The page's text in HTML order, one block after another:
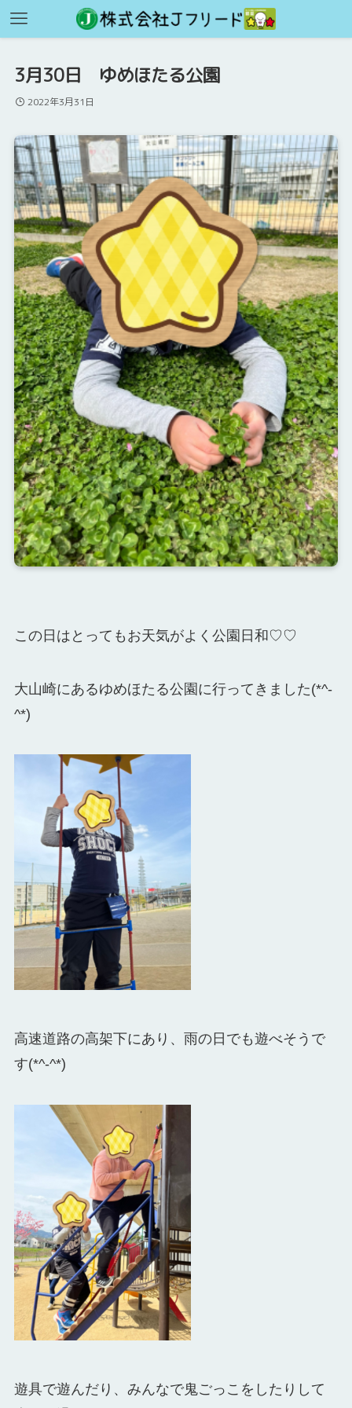
3月30日 ゆめほたる公園
2022年3月31日
この日はとってもお天気がよく公園日和♡♡
大山崎にあるゆめほたる公園に行ってきました(*^-
^*)
高速道路の高架下にあり、雨の日でも遊べそうで
す(*^-^*)
遊具で遊んだり、みんなで鬼ごっこをしたりして